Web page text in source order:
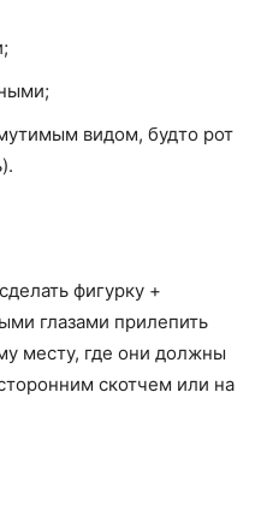
видом, будто рот
фигурку +
глазами прилепить
месту, где они должны
скотчем или на